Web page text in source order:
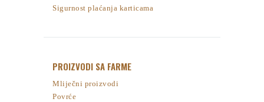
Sigurnost plaćanja karticama
PROIZVODI SA FARME
Mliječni proizvodi
Povrće